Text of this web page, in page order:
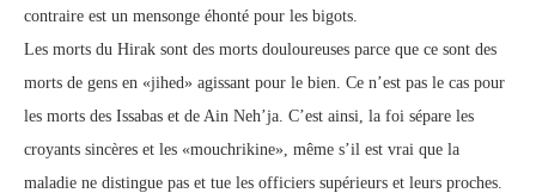
contraire est un mensonge éhonté pour les bigots.
Les morts du Hirak sont des morts douloureuses parce que ce sont des
morts de gens en «jihed» agissant pour le bien. Ce n’est pas le cas pour
les morts des Issabas et de Ain Neh’ja. C’est ainsi, la foi sépare les
croyants sincères et les «mouchrikine», même s’il est vrai que la
maladie ne distingue pas et tue les officiers supérieurs et leurs proches.